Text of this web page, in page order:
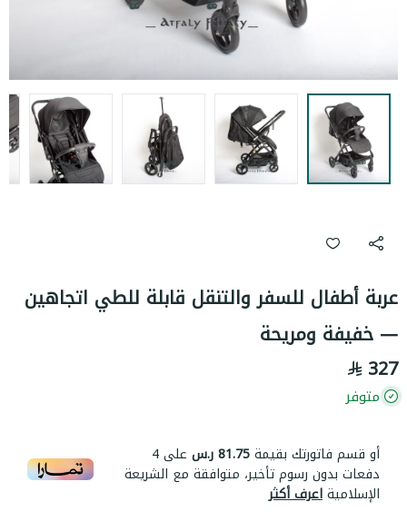
عربة أطفال للسفر والتنقل قابلة للطي اتجاهين
— خفيفة ومريحة
327
متوفر
أو قسم فاتورتك بقيمة81.75 ر.س على4
دفعات بدون رسوم تأخير، متوافقة مع الشريعة
الإسلاميةاعرف أكثر